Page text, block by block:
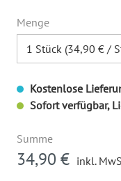
Menge
Kostenlose
Sofort verfügbar,
Summe
34,90 € inkl.